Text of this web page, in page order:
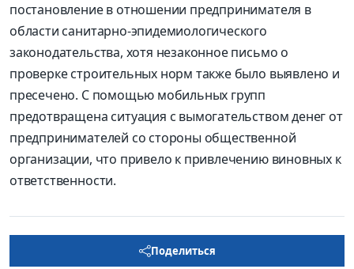
постановление в отношении предпринимателя в
области санитарно-эпидемиологического
законодательства, хотя незаконное письмо о
проверке строительных норм также было выявлено и
пресечено. С помощью мобильных групп
предотвращена ситуация с вымогательством денег от
предпринимателей со стороны общественной
организации, что привело к привлечению виновных к
ответственности.
Поделиться